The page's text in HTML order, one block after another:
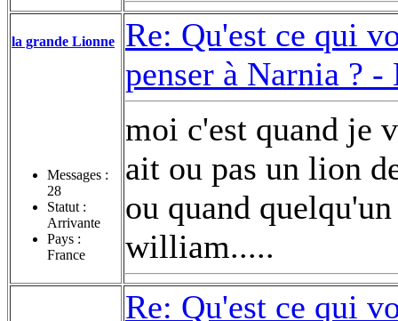
la grande Lionne
Messages :
28
Statut :
Arrivante
Pays :
France
Re: Qu'est ce qui
penser à Narnia ? -
moi c'est quand je
ait ou pas un lion
ou quand
william.....
Re: Qu'est ce qui